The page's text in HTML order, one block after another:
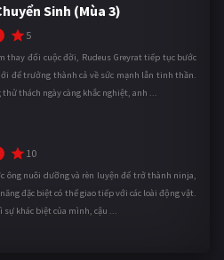
Sinh (Mùa 3)
5
thay đổi cuộc đời, Rudeus Greyrat tiếp tục bước
để trưởng thành cả về sức mạnh lẫn tinh thần.
thách ngày càng khắc nghiệt, anh ...
10
ông nuôi dưỡng và rèn luyện để trở thành ninja,
đặc biệt có thể giao tiếp với các loài động vật.
khác biệt của mình, cậu ...